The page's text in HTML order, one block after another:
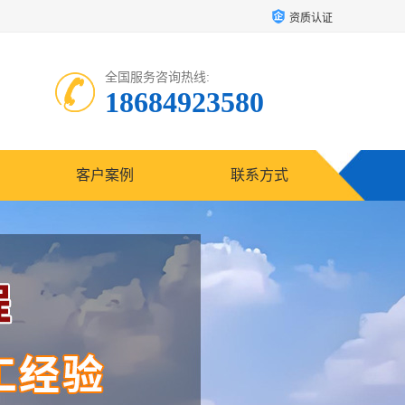
资质认证
全国服务咨询热线:
18684923580
客户案例 联系方式